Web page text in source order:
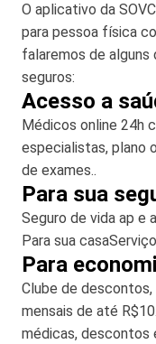
O aplicativo da
para pessoa física
falaremos de
seguros:
Acesso a
Médicos online 24h
especialistas, plano
de exames..
Para sua
Seguro de vida ap e
Para sua
Para
Clube de
mensais de até
médicas, descontos